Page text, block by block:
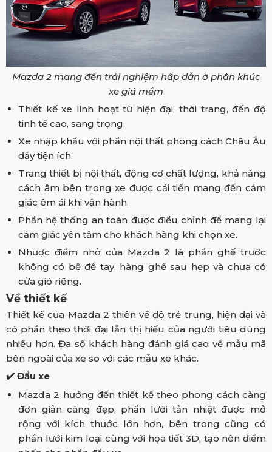
Mazda 2 mang đến trải nghiệm hấp dẫn ở phân khúc
xe giá mềm
Thiết kế xe linh hoạt từ hiện đại, thời trang, đến độ
tinh tế cao, sang trọng.
Xe nhập khẩu với phần nội thất phong cách Châu Âu
đầy tiện ích.
Trang thiết bị nội thất, động cơ chất lượng, khả năng
cách âm bên trong xe được cải tiến mang đến cảm
giác êm ái khi vận hành.
Phần hệ thống an toàn được điều chỉnh để mang lại
cảm giác yên tâm cho khách hàng khi chọn xe.
Nhược điểm nhỏ của Mazda 2 là phần ghế trước
không có bệ để tay, hàng ghế sau hẹp và chưa có
cửa gió riêng.
Về thiết kế
Thiết kế của Mazda 2 thiên về độ trẻ trung, hiện đại và
có phần theo thời đại lẫn thị hiếu của người tiêu dùng
nhiều hơn. Đa số khách hàng đánh giá cao về mẫu mã
bên ngoài của xe so với các mẫu xe khác.
✔️ Đầu xe
Mazda 2 hướng đến thiết kế theo phong cách càng
đơn giản càng đẹp, phần lưới tản nhiệt được mở
rộng với kích thước lớn hơn, bên trong cũng có
phần lưới kim loại cùng với họa tiết 3D, tạo nên điểm